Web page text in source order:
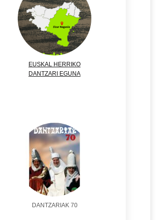
EUSKAL HERRIKO
DANTZARI EGUNA
DANTZARIAK 70